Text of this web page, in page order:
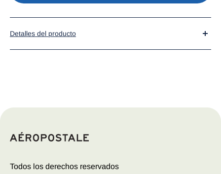
Detalles del producto
equilibrio perfecto entre moda y comodidad. Desde
sutiles y elegantes, cada camiseta refleja la esencia
de Aeropostale son la opción ideal para mujeres que
Todos los derechos reservados